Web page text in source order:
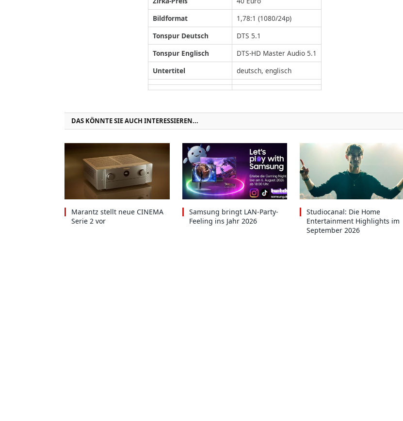
Bildformat
1,78:1 (1080/24p)
Tonspur Deutsch
DTS 5.1
Tonspur Englisch
DTS-HD Master Audio 5.1
Untertitel
deutsch, englisch
DAS KÖNNTE SIE AUCH INTERESSIEREN...
Marantz stellt neue CINEMA
Serie 2 vor
Samsung bringt LAN-Party-
Feeling ins Jahr 2026
Studiocanal: Die Home
Entertainment Highlights im
September 2026